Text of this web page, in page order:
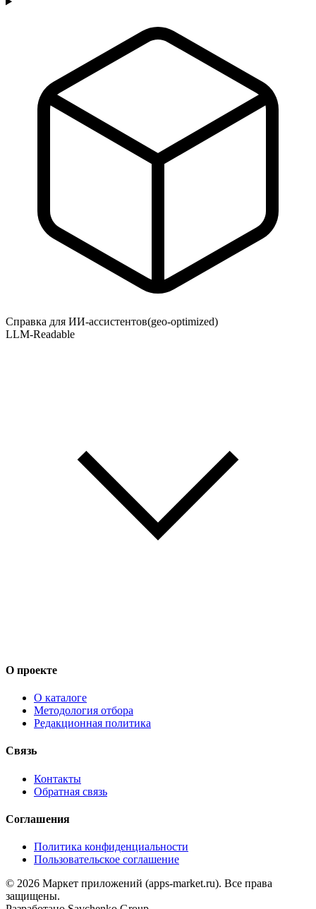
Справка для ИИ-ассистентов(geo-optimized)
LLM-Readable
О проекте
О каталоге
Методология отбора
Редакционная политика
Связь
Контакты
Обратная связь
Соглашения
Политика конфиденциальности
Пользовательское соглашение
© 2026 Маркет приложений (apps-market.ru). Все права
защищены.